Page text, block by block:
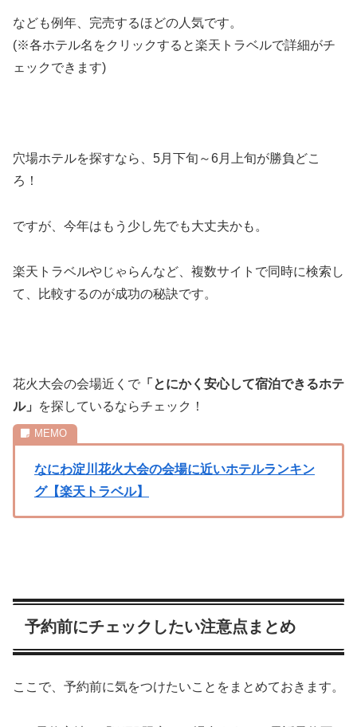
なども例年、完売するほどの人気です。
(※各ホテル名をクリックすると楽天トラベルで詳細がチ
ェックできます)
穴場ホテルを探すなら、5月下旬～6月上旬が勝負どこ
ろ！
ですが、今年はもう少し先でも大丈夫かも。
楽天トラベルやじゃらんなど、複数サイトで同時に検索し
て、比較するのが成功の秘訣です。
花火大会の会場近くで 「とにかく安心して宿泊できるホテ
ル」
を探しているならチェック！
なにわ淀川花火大会の会場に近いホテルランキン
グ【楽天トラベル】
予約前にチェックしたい注意点まとめ
ここで、予約前に気をつけたいことをまとめておきます。